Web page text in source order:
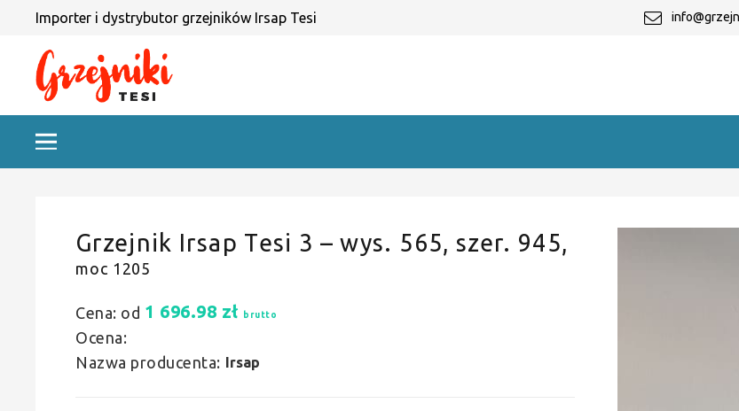
Importer i dystrybutor grzejników Irsap Tesi
Grzejnik Irsap Tesi 3 – wys. 565, szer. 945,
moc 1205
Cena: od 1 696.98 zł brutto
Ocena:
Nazwa producenta: Irsap